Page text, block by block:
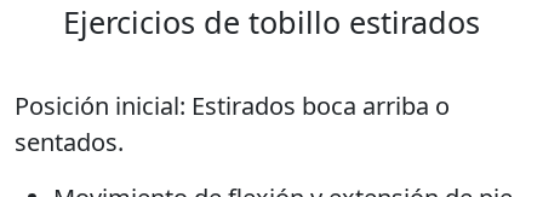
Ejercicios de tobillo estirados
Posición inicial: Estirados boca arriba o
sentados.